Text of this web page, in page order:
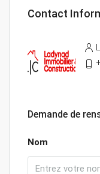
Contact
Demande de
Nom